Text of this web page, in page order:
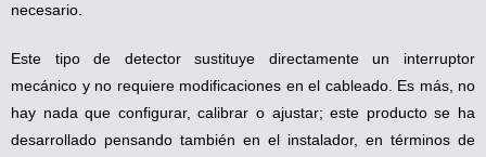
necesario.
Este tipo de detector sustituye directamente un interruptor
mecánico y no requiere modificaciones en el cableado. Es más, no
hay nada que configurar, calibrar o ajustar; este producto se ha
desarrollado pensando también en el instalador, en términos de